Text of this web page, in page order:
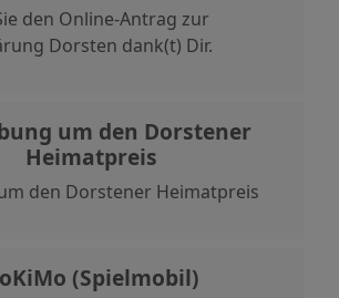
den Online-Antrag zur
Dorsten dank(t) Dir.
um den Dorstener
Heimatpreis
den Dorstener Heimatpreis
(Spielmobil)